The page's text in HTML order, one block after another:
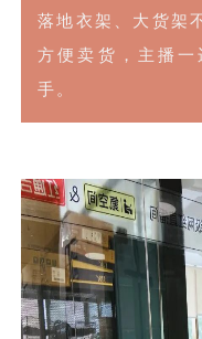
落地衣架、大货架
方便卖货，主播
手。